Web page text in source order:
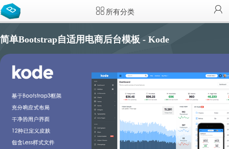
所有分类
简单Bootstrap自适用电商后台模板 - Kode